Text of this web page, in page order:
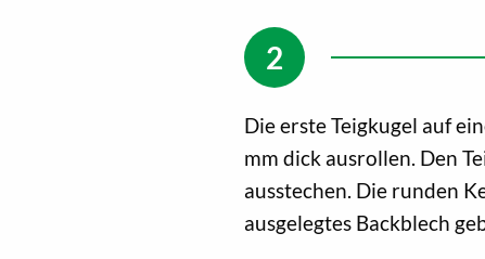
Die erste Teigkugel auf
mm dick ausrollen. Den
ausstechen. Die runden
ausgelegtes Backblech